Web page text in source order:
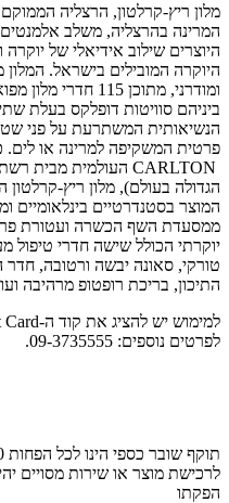
מלון ריץ-קרלטון, הרצליה
המרינה בהרצליה, משלב אלמנטים
היוצרים שילוב אידיאלי של יוקרה
היוקרה המובילים בישראל.
ביניהם סוויטות דופלקס בעלת
פרטית המשקיפה למרינה או לים.
CARLTON העולמית מבית
הגדולה בעולם), מלון ריץ-
המוצר בסטנדרטיים בינלאומיים
ממסעדת השף הכשרה ועטורת
יוקרתי הכולל שישה חדרי טיפול
טורקי, סאונה יבשה ורטובה, חדר
התיכון, בריכת רופטופ מרהיבה
לפרטים נוספים: 09-3735555.
הפקתו